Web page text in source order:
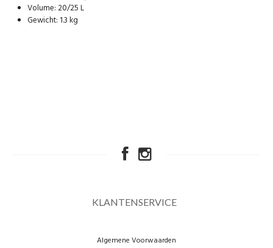
Volume: 20/25 L
Gewicht: 1.3 kg
KLANTENSERVICE
Algemene Voorwaarden